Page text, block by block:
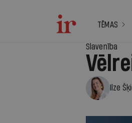
TĒMAS
Slavenība
Ilze